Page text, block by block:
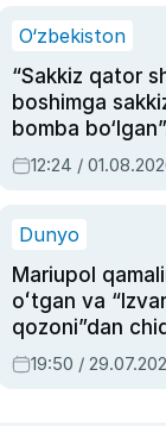
O‘zbekiston
“Sakkiz qator
boshimga
bomba
Oripovni siyosiy
ayblovlardan
12:24 /
Dunyo
Mariupol
oʻtgan va
qozoni”dan
qahramon —
armiyasi bosh
19:50 /